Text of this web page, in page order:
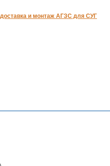
и монтаж АГЗС для СУГ